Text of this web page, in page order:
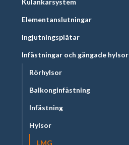
Kulankarsystem
Elementanslutningar
Ingjutningsplåtar
Infästningar och gängade hylsor
Rörhylsor
Balkonginfästning
Infästning
Hylsor
LMG